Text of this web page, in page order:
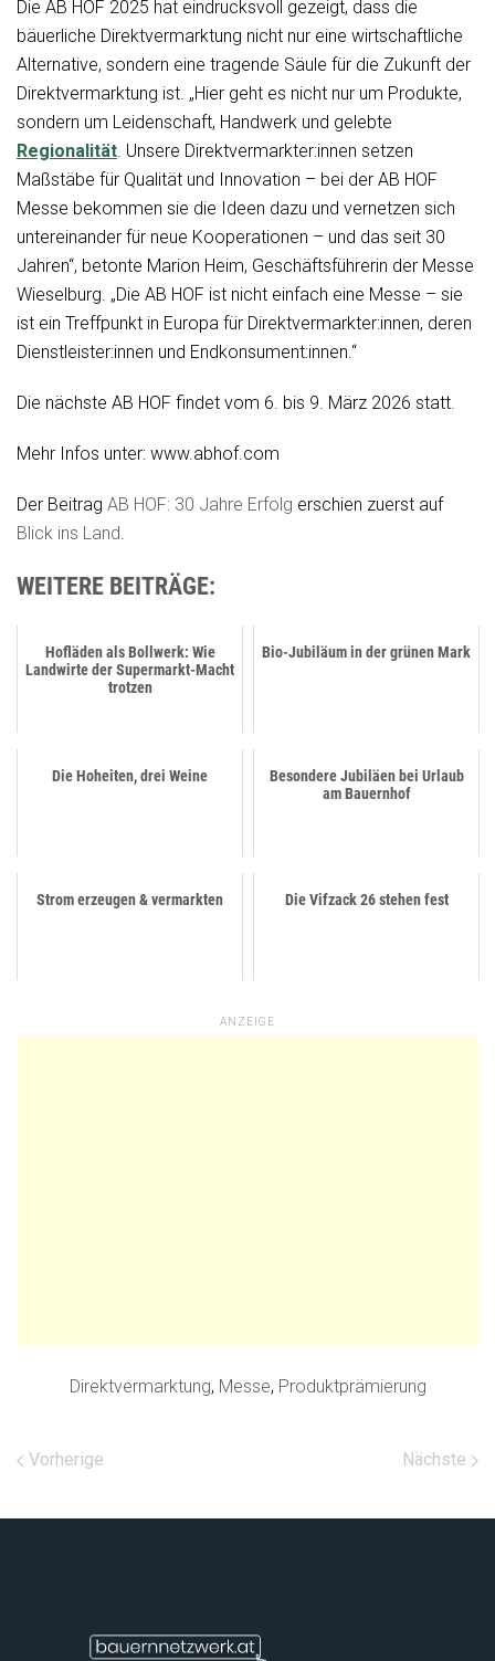
Die AB HOF 2025 hat eindrucksvoll gezeigt, dass die
bäuerliche Direktvermarktung nicht nur eine wirtschaftliche
Alternative, sondern eine tragende Säule für die Zukunft der
Direktvermarktung ist. „Hier geht es nicht nur um Produkte,
sondern um Leidenschaft, Handwerk und gelebte
Regionalität. Unsere Direktvermarkter:innen setzen
Maßstäbe für Qualität und Innovation – bei der AB HOF
Messe bekommen sie die Ideen dazu und vernetzen sich
untereinander für neue Kooperationen – und das seit 30
Jahren“, betonte Marion Heim, Geschäftsführerin der Messe
Wieselburg. „Die AB HOF ist nicht einfach eine Messe – sie
ist ein Treffpunkt in Europa für Direktvermarkter:innen, deren
Dienstleister:innen und Endkonsument:innen.“
Die nächste AB HOF findet vom 6. bis 9. März 2026 statt.
Mehr Infos unter: www.abhof.com
Der Beitrag AB HOF: 30 Jahre Erfolg erschien zuerst auf
Blick ins Land.
WEITERE BEITRÄGE:
Hofläden als Bollwerk: Wie
Landwirte der Supermarkt-Macht
trotzen
Bio-Jubiläum in der grünen Mark
Die Hoheiten, drei Weine
Besondere Jubiläen bei Urlaub
am Bauernhof
Strom erzeugen & vermarkten Die Vifzack 26 stehen fest
ANZEIGE
Direktvermarktung, Messe, Produktprämierung
Vorherige Nächste